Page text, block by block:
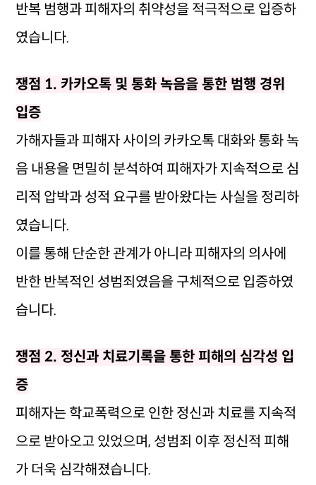
반복 범행과 피해자의 취약성을 적극적으로 입증하
였습니다.
쟁점 1. 카카오톡 및 통화 녹음을 통한 범행 경위
입증
가해자들과 피해자 사이의 카카오톡 대화와 통화 녹
음 내용을 면밀히 분석하여 피해자가 지속적으로 심
리적 압박과 성적 요구를 받아왔다는 사실을 정리하
였습니다.
이를 통해 단순한 관계가 아니라 피해자의 의사에
반한 반복적인 성범죄였음을 구체적으로 입증하였
습니다.
쟁점 2. 정신과 치료기록을 통한 피해의 심각성 입
증
피해자는 학교폭력으로 인한 정신과 치료를 지속적
으로 받아오고 있었으며, 성범죄 이후 정신적 피해
가 더욱 심각해졌습니다.